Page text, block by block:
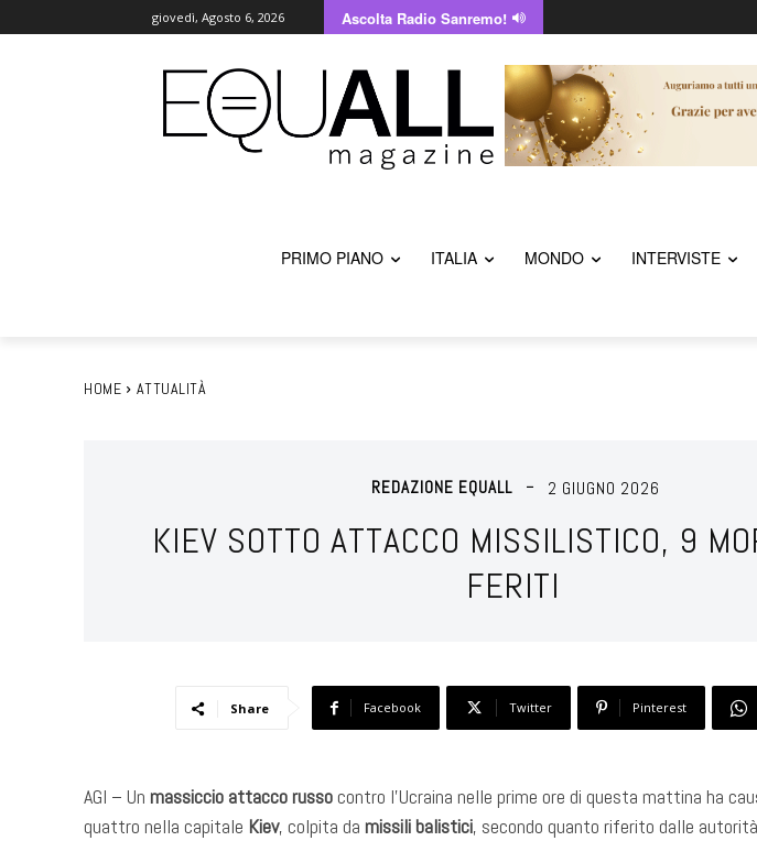
giovedì, Agosto 6, 2026 Ascolta Radio Sanremo!
PRIMO PIANO ITALIA MONDO INTERVISTE
HOME ATTUALITÀ
REDAZIONE EQUALL 2 GIUGNO 2026
KIEV SOTTO ATTACCO MISSILISTICO, 9
FERITI
Share Facebook Twitter Pinterest
AGI – Un massiccio attacco russocontro l’Ucraina nelle prime ore di questa mattina ha
quattro nella capitale Kiev, colpita da missili balistici, secondo quanto riferito dalle